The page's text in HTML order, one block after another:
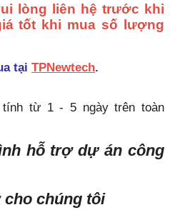
lòng liên hệ trước khi
tốt khi mua số lượng
tại TPNewtech.
từ 1 - 5 ngày trên toàn
hỗ trợ dự án công
cho chúng tôi